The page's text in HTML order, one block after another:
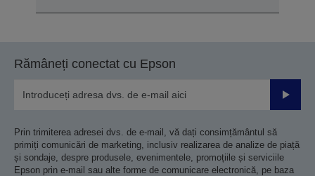
Rămâneți conectat cu Epson
Prin trimiterea adresei dvs. de e-mail, vă dați consimțământul să
primiți comunicări de marketing, inclusiv realizarea de analize de piață
și sondaje, despre produsele, evenimentele, promoțiile și serviciile
Epson prin e-mail sau alte forme de comunicare electronică, pe baza